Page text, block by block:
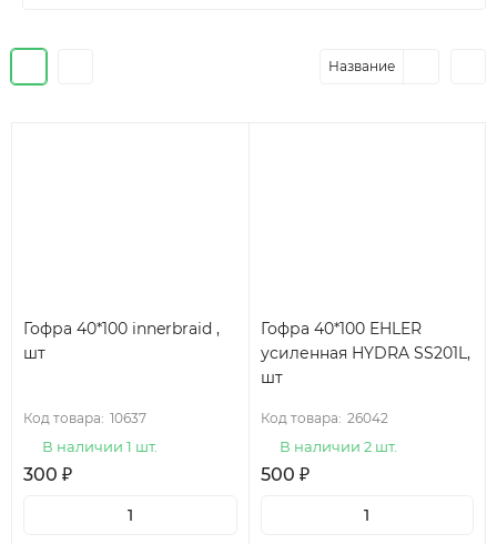
Название
Гофра 40*100 innerbraid ,
шт
Код товара: 10637
В наличии 1 шт.
300 ₽
Гофра 40*100 EHLER
усиленная HYDRA SS201L,
шт
Код товара: 26042
В наличии 2 шт.
500 ₽